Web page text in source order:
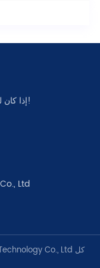
إذا كان لديك أي أسئلة وأفكار، فلا تتردد في الاتصال بنا!
Ltd